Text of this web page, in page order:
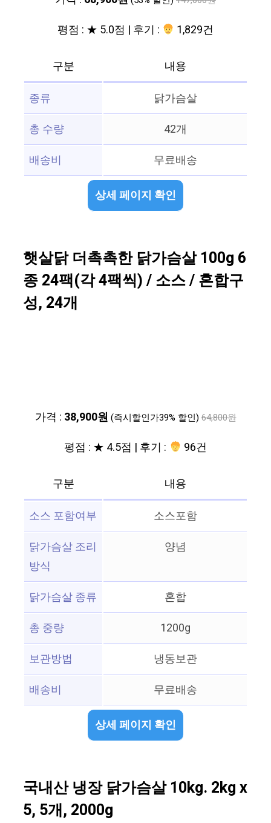
평점 : ★ 5.0점 | 후기 : 1,829건
구분
내용
종류
닭가슴살
총 수량
42개
배송비
무료배송
상세 페이지 확인
햇살닭 더촉촉한 닭가슴살 100g 6
종 24팩(각 4팩씩) / 소스 / 혼합구
성, 24개
가격 : 38,900원 (즉시할인가39% 할인) 64,800원
평점 : ★ 4.5점 | 후기 : 96건
구분
내용
소스 포함여부
소스포함
닭가슴살 조리
방식
양념
닭가슴살 종류
혼합
총 중량
1200g
보관방법
냉동보관
배송비
무료배송
상세 페이지 확인
국내산 냉장 닭가슴살 10kg. 2kg x
5, 5개, 2000g